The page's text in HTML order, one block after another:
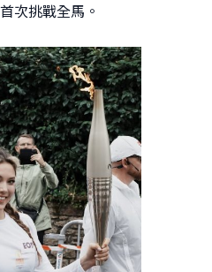
次挑戰全馬。